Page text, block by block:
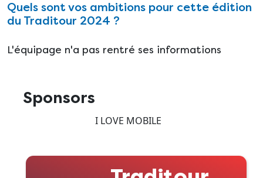
Quels sont vos ambitions pour cette édition
du Traditour 2024 ?
L'équipage n'a pas rentré ses informations
Sponsors
I LOVE MOBILE